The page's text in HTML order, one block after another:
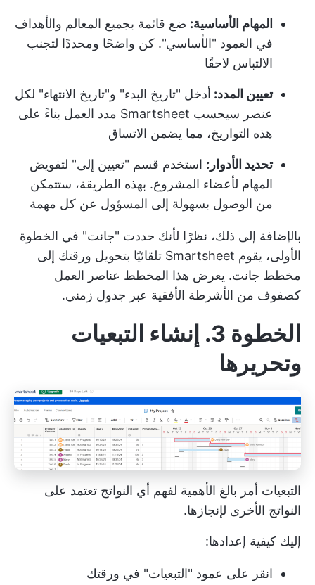
المهام الأساسية: ضع قائمة بجميع المعالم والأهداف
في العمود "الأساسي". كن واضحًا ومحددًا لتجنب
الالتباس لاحقًا
تعيين المدد: أدخل "تاريخ البدء" و"تاريخ الانتهاء" لكل
عنصر سيحسب Smartsheet مدد العمل بناءً على
هذه التواريخ، مما يضمن الاتساق
تحديد الأدوار: استخدم قسم "تعيين إلى" لتفويض
المهام لأعضاء المشروع. بهذه الطريقة، ستتمكن
من الوصول بسهولة إلى المسؤول عن كل مهمة
بالإضافة إلى ذلك، نظرًا لأنك حددت "جانت" في الخطوة
الأولى، يقوم Smartsheet تلقائيًا بتحويل ورقتك إلى
مخطط جانت. يعرض هذا المخطط عناصر العمل
كصفوف من الأشرطة الأفقية عبر جدول زمني.
الخطوة 3. إنشاء التبعيات
وتحريرها
التبعيات أمر بالغ الأهمية لفهم أي النواتج تعتمد على
النواتج الأخرى لإنجازها.
إليك كيفية إعدادها:
انقر على عمود "التبعيات" في ورقتك